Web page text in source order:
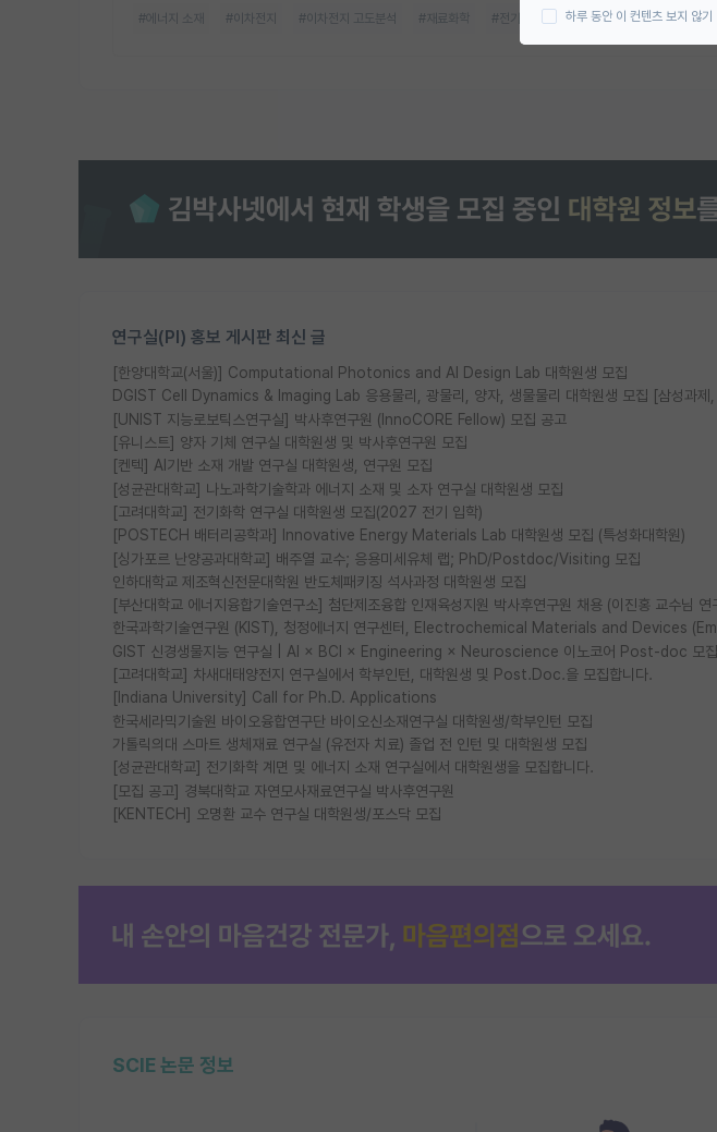
#에너지 소재 #이차전지 #이차전지 고도분석 #재료화학 #전기화학 #차세대 전지
연구실(PI) 홍보 게시판 최신 글
[한양대학교(서울)] Computational Photonics and AI Design Lab 대학원생 모집
DGIST Cell Dynamics & Imaging Lab 응용물리, 광물리, 양자, 생물물리 대학원생 모집 [삼성과제
[UNIST 지능로보틱스연구실] 박사후연구원 (InnoCORE Fellow) 모집 공고
[유니스트] 양자 기체 연구실 대학원생 및 박사후연구원 모집
[켄텍] AI기반 소재 개발 연구실 대학원생, 연구원 모집
[성균관대학교] 나노과학기술학과 에너지 소재 및 소자 연구실 대학원생 모집
[고려대학교] 전기화학 연구실 대학원생 모집(2027 전기 입학)
[POSTECH 배터리공학과] Innovative Energy Materials Lab 대학원생 모집 (특성화대학원)
[싱가포르 난양공과대학교] 배주열 교수; 응용미세유체 랩; PhD/Postdoc/Visiting 모집
인하대학교 제조혁신전문대학원 반도체패키징 석사과정 대학원생 모집
[부산대학교 에너지융합기술연구소] 첨단제조융합 인재육성지원 박사후연구원 채용 (이진홍 교수님 연
한국과학기술연구원 (KIST), 청정에너지 연구센터, Electrochemical Materials and Devices
GIST 신경생물지능 연구실 | AI × BCI × Engineering × Neuroscience 이노코어 Post-doc 모집
[고려대학교] 차새대태양전지 연구실에서 학부인턴, 대학원생 및 Post.Doc.을 모집합니다.
[Indiana University] Call for Ph.D. Applications
한국세라믹기술원 바이오융합연구단 바이오신소재연구실 대학원생/학부인턴 모집
가톨릭의대 스마트 생체재료 연구실 (유전자 치료) 졸업 전 인턴 및 대학원생 모집
[성균관대학교] 전기화학 계면 및 에너지 소재 연구실에서 대학원생을 모집합니다.
[모집 공고] 경북대학교 자연모사재료연구실 박사후연구원
[KENTECH] 오명환 교수 연구실 대학원생/포스닥 모집
SCIE 논문 정보
하루 동안 이 컨텐츠 보지 않기